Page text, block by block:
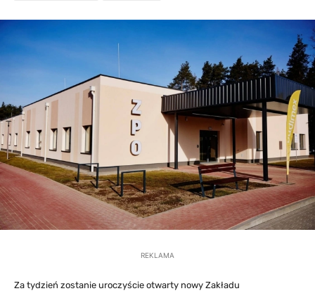
REKLAMA
Za tydzień zostanie uroczyście otwarty nowy Zakładu